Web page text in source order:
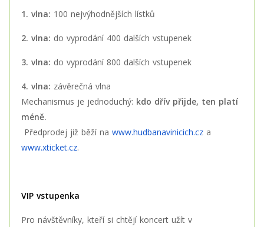
1. vlna: 100 nejvýhodnějších lístků
2. vlna: do vyprodání 400 dalších vstupenek
3. vlna: do vyprodání 800 dalších vstupenek
4. vlna: závěrečná vlna
Mechanismus je jednoduchý: kdo dřív přijde, ten platí
méně.
Předprodej již běží na www.hudbanavinicich.cz a
www.xticket.cz.
VIP vstupenka
Pro návštěvníky, kteří si chtějí koncert užít v